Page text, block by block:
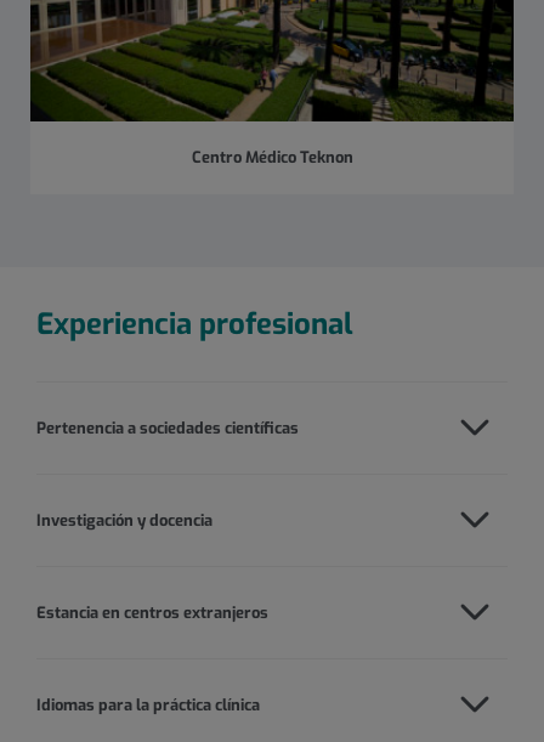
Centro Médico Teknon
Experiencia profesional
Pertenencia a sociedades científicas
Investigación y docencia
Estancia en centros extranjeros
Idiomas para la práctica clínica